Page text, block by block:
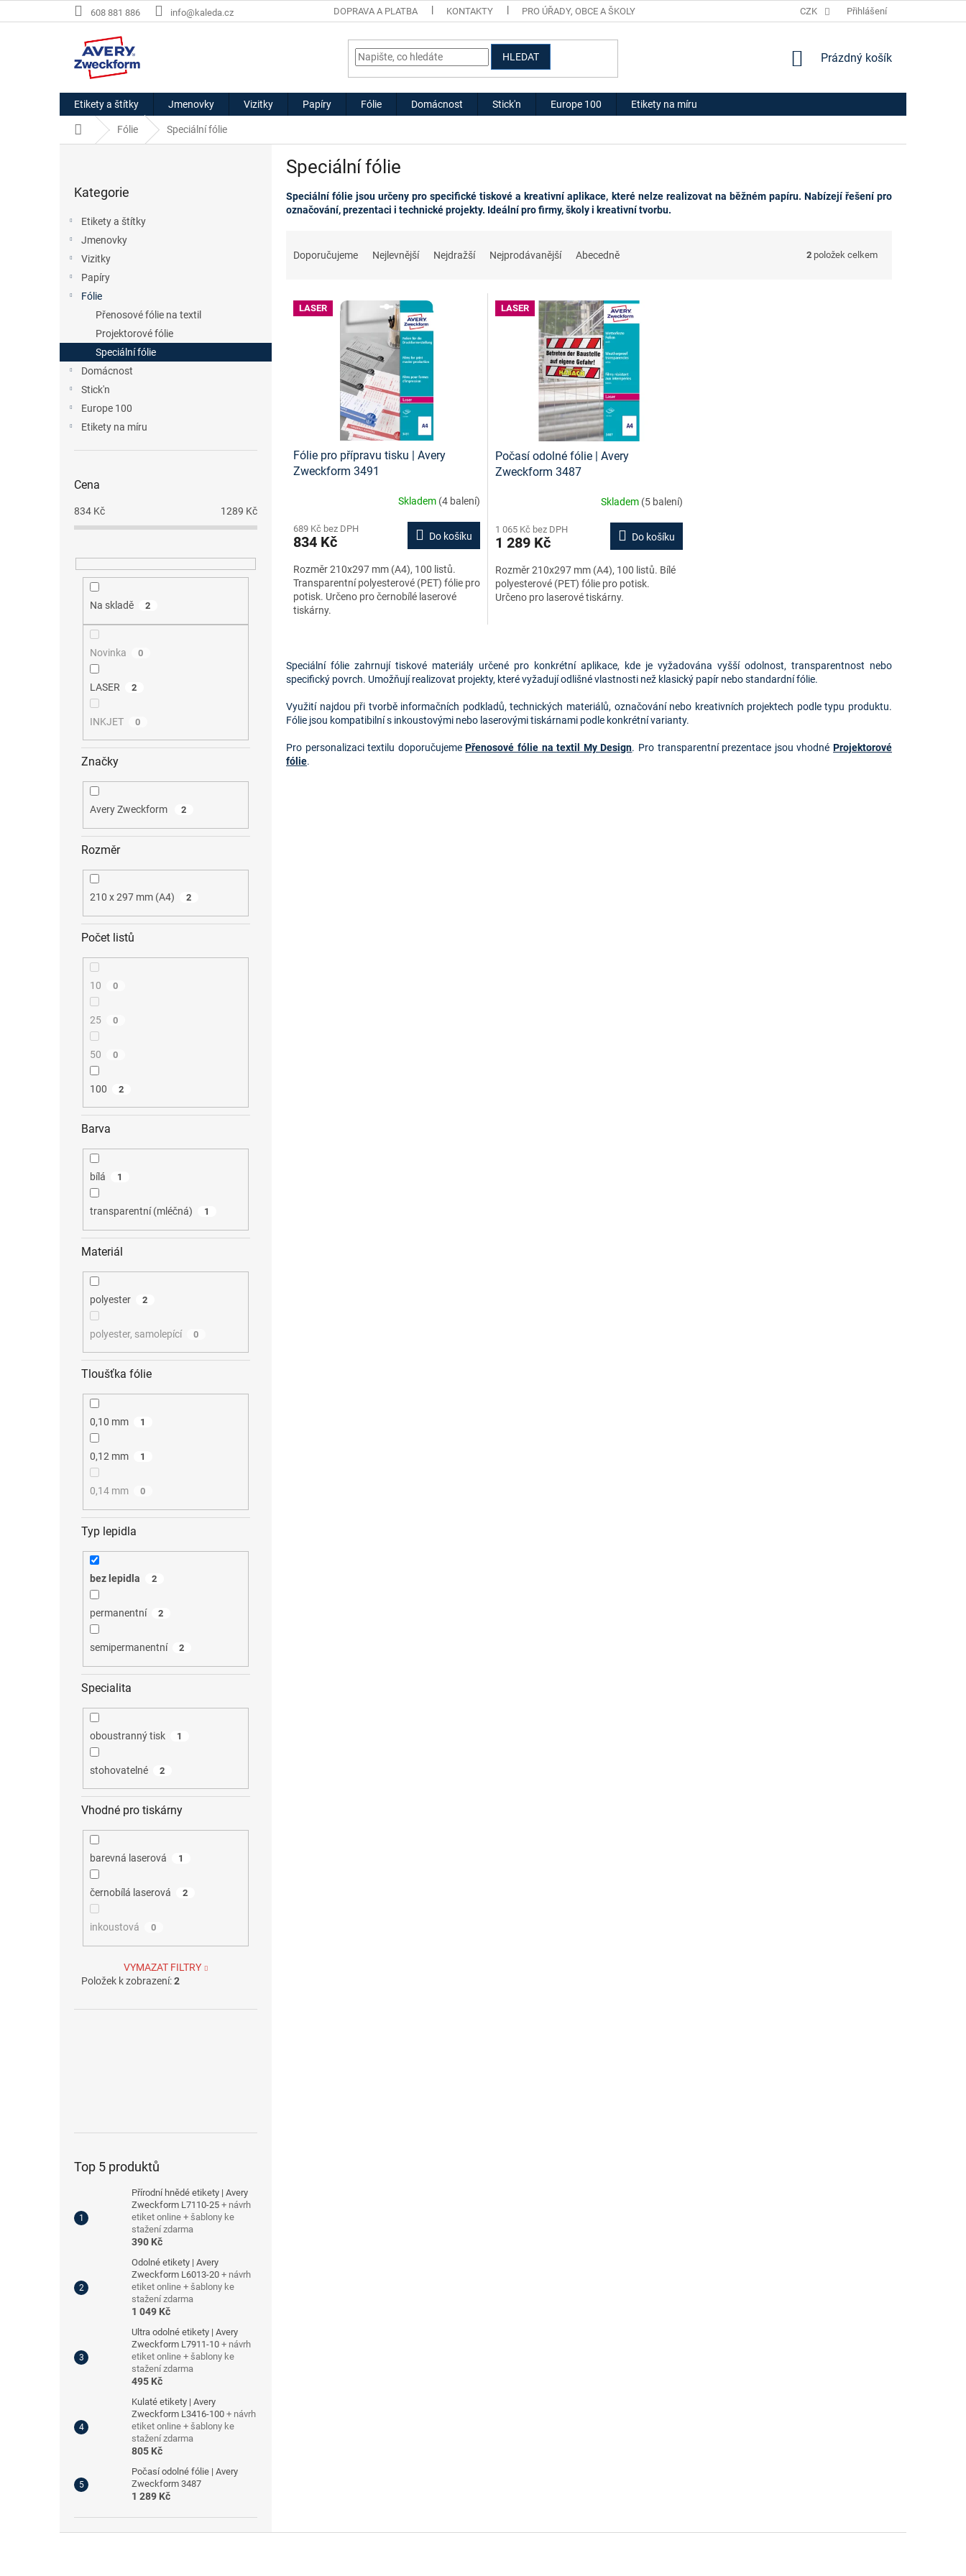
na
608 881 886 info@kaleda.cz DOPRAVA A PLATBA KONTAKTY PRO ÚŘADY, OBCE A ŠKOLY HODNOCENÍ OBCHODU
CZK Přihlášení
HLEDAT
NÁKUPNÍ
Prázdný košík
Etikety a štítky Jmenovky Vizitky Papíry Fólie Domácnost Stick'n Europe 100 Etikety na míru
Domů Fólie Speciální fólie
e
l
kategorie
Kategorie
Etikety a štítky
Jmenovky
Vizitky
Papíry
Fólie
Přenosové fólie na textil
Projektorové fólie
Speciální fólie
Domácnost
Stick'n
Europe 100
Etikety na míru
Cena
834 Kč 1289 Kč
Na skladě 2
Novinka 0
LASER 2
INKJET 0
Značky
Avery Zweckform 2
Rozměr
210 x 297 mm (A4) 2
Počet listů
10 0
25 0
50 0
100 2
Barva
bílá 1
transparentní (mléčná) 1
Materiál
polyester 2
polyester, samolepící 0
Tloušťka fólie
0,10 mm 1
0,12 mm 1
0,14 mm 0
Typ lepidla
bez lepidla 2
permanentní 2
semipermanentní 2
Specialita
oboustranný tisk 1
stohovatelné 2
Vhodné pro tiskárny
barevná laserová 1
černobílá laserová 2
inkoustová 0
VYMAZAT FILTRY
Položek k zobrazení:2
Top 5 produktů
Přírodní hnědé etikety | Avery
Zweckform L7110-25 + návrh
etiket online + šablony ke
stažení zdarma
390 Kč
Odolné etikety | Avery
Zweckform L6013-20 + návrh
etiket online + šablony ke
stažení zdarma
1 049 Kč
Ultra odolné etikety | Avery
Zweckform L7911-10 + návrh
etiket online + šablony ke
stažení zdarma
495 Kč
Kulaté etikety | Avery
Zweckform L3416-100 + návrh
etiket online + šablony ke
stažení zdarma
805 Kč
Počasí odolné fólie | Avery
Zweckform 3487
1 289 Kč
Speciální fólie
Speciální fólie jsou určeny pro specifické tiskové a kreativní aplikace, které nelze realizovat na běžném papíru. Nabízejí řešení pro
označování, prezentaci i technické projekty. Ideální pro firmy, školy i kreativní tvorbu.
Doporučujeme Nejlevnější Nejdražší Nejprodávanější Abecedně 2 položek celkem
V LASER
Fólie pro přípravu tisku | Avery
Zweckform 3491
Skladem (4 balení)
689 Kč bez DPH
834 Kč Do košíku
Rozměr 210x297 mm (A4), 100 listů.
Transparentní polyesterové (PET) fólie pro
potisk. Určeno pro černobílé laserové
tiskárny.
LASER
Počasí odolné fólie | Avery
Zweckform 3487
Skladem (5 balení)
1 065 Kč bez DPH
1 289 Kč Do košíku
Rozměr 210x297 mm (A4), 100 listů. Bílé
polyesterové (PET) fólie pro potisk.
Určeno pro laserové tiskárny.
v
l
á
d
a
c
p
Speciální fólie zahrnují tiskové materiály určené pro konkrétní aplikace, kde je vyžadována vyšší odolnost, transparentnost nebo
specifický povrch. Umožňují realizovat projekty, které vyžadují odlišné vlastnosti než klasický papír nebo standardní fólie.
Využití najdou při tvorbě informačních podkladů, technických materiálů, označování nebo kreativních projektech podle typu produktu.
Fólie jsou kompatibilní s inkoustovými nebo laserovými tiskárnami podle konkrétní varianty.
Pro personalizaci textilu doporučujemePřenosové fólie na textil My Design. Pro transparentní prezentace jsou vhodnéProjektorové
fólie.